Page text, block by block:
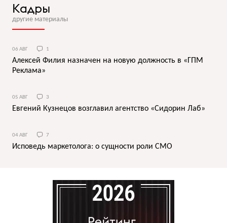
Кадры
другие материалы
06 АВГ 1
Алексей Филия назначен на новую должность в «ГПМ
Реклама»
05 АВГ 3
Евгений Кузнецов возглавил агентство «Сидорин Лаб»
04 АВГ 7
Исповедь маркетолога: о сущности роли СМО